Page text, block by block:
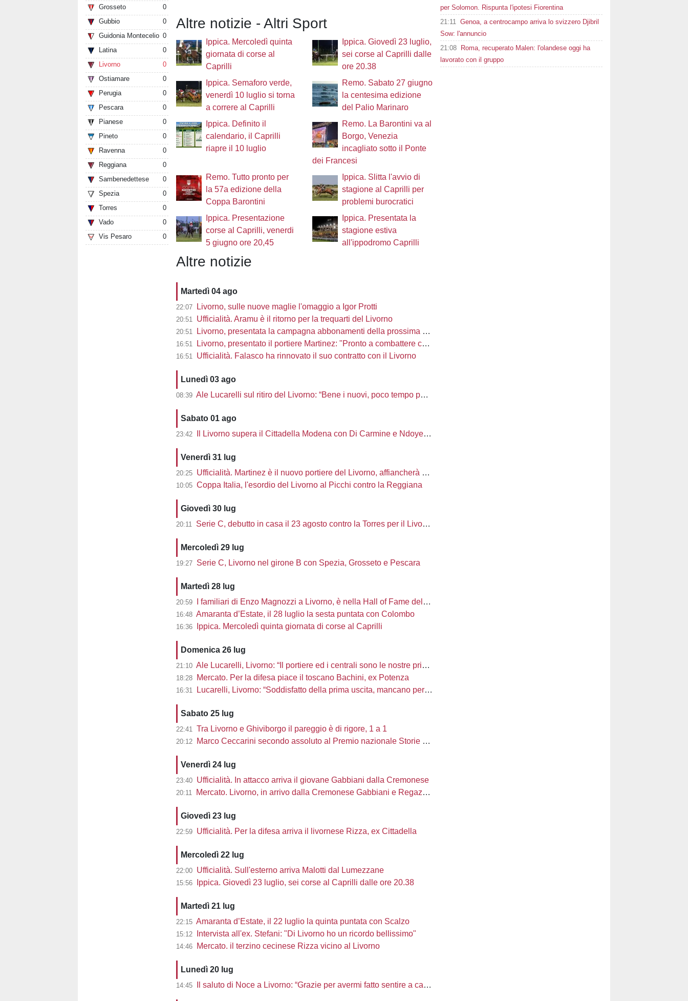
Grosseto
0
Gubbio
0
Guidonia Montecelio 0
Latina
0
Livorno
0
Ostiamare
0
Perugia
0
Pescara
0
Pianese
0
Pineto
0
Ravenna
0
Reggiana
0
Sambenedettese
0
Spezia
0
Torres
0
Vado
0
Vis Pesaro
0
Altre notizie - Altri Sport
Ippica. Mercoledì quinta
giornata di corse al
Caprilli
Ippica. Giovedì 23 luglio,
sei corse al Caprilli dalle
ore 20.38
Ippica. Semaforo verde,
venerdì 10 luglio si torna
a correre al Caprilli
Remo. Sabato 27 giugno
la centesima edizione
del Palio Marinaro
Ippica. Definito il
calendario, il Caprilli
riapre il 10 luglio
Remo. La Barontini va al
Borgo, Venezia
incagliato sotto il Ponte
dei Francesi
Remo. Tutto pronto per
la 57a edizione della
Coppa Barontini
Ippica. Slitta l'avvio di
stagione al Caprilli per
problemi burocratici
Ippica. Presentazione
corse al Caprilli, venerdi
5 giugno ore 20,45
Ippica. Presentata la
stagione estiva
all'ippodromo Caprilli
Altre notizie
Martedì 04 ago
22:07 Livorno, sulle nuove maglie l'omaggio a Igor Protti
20:51 Ufficialità. Aramu è il ritorno per la trequarti del Livorno
20:51 Livorno, presentata la campagna abbonamenti della prossima stagione
16:51 Livorno, presentato il portiere Martinez: "Pronto a combattere con i miei compagni"
16:51 Ufficialità. Falasco ha rinnovato il suo contratto con il Livorno
Lunedì 03 ago
08:39 Ale Lucarelli sul ritiro del Livorno: “Bene i nuovi, poco tempo per completare la rosa”
Sabato 01 ago
23:42 Il Livorno supera il Cittadella Modena con Di Carmine e Ndoye, 2 a 1
Venerdì 31 lug
20:25 Ufficialità. Martinez è il nuovo portiere del Livorno, affiancherà Ciobanu
10:05 Coppa Italia, l'esordio del Livorno al Picchi contro la Reggiana
Giovedì 30 lug
20:11 Serie C, debutto in casa il 23 agosto contro la Torres per il Livorno
Mercoledì 29 lug
19:27 Serie C, Livorno nel girone B con Spezia, Grosseto e Pescara
Martedì 28 lug
20:59 I familiari di Enzo Magnozzi a Livorno, è nella Hall of Fame del calcio Usa
16:48 Amaranta d’Estate, il 28 luglio la sesta puntata con Colombo
16:36 Ippica. Mercoledì quinta giornata di corse al Caprilli
Domenica 26 lug
21:10 Ale Lucarelli, Livorno: “Il portiere ed i centrali sono le nostre priorità”
18:28 Mercato. Per la difesa piace il toscano Bachini, ex Potenza
16:31 Lucarelli, Livorno: “Soddisfatto della prima uscita, mancano però una decina di innesti”
Sabato 25 lug
22:41 Tra Livorno e Ghiviborgo il pareggio è di rigore, 1 a 1
20:12 Marco Ceccarini secondo assoluto al Premio nazionale Storie di Sport
Venerdì 24 lug
23:40 Ufficialità. In attacco arriva il giovane Gabbiani dalla Cremonese
20:11 Mercato. Livorno, in arrivo dalla Cremonese Gabbiani e Regazzetti
Giovedì 23 lug
22:59 Ufficialità. Per la difesa arriva il livornese Rizza, ex Cittadella
Mercoledì 22 lug
22:00 Ufficialità. Sull'esterno arriva Malotti dal Lumezzane
15:56 Ippica. Giovedì 23 luglio, sei corse al Caprilli dalle ore 20.38
Martedì 21 lug
22:15 Amaranta d’Estate, il 22 luglio la quinta puntata con Scalzo
15:12 Intervista all'ex. Stefani: "Di Livorno ho un ricordo bellissimo"
14:46 Mercato. il terzino cecinese Rizza vicino al Livorno
Lunedì 20 lug
14:45 Il saluto di Noce a Livorno: “Grazie per avermi fatto sentire a casa”
per Solomon. Rispunta l'ipotesi Fiorentina
21:11 Genoa, a centrocampo arriva lo svizzero Djibril
Sow: l'annuncio
21:08
Roma, recuperato Malen: l'olandese oggi ha
lavorato con il gruppo